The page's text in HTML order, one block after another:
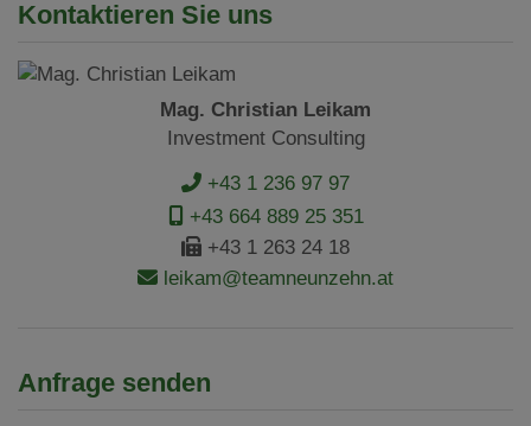
Kontaktieren Sie uns
Mag. Christian Leikam
Investment Consulting
+43 1 236 97 97
+43 664 889 25 351
+43 1 263 24 18
leikam@teamneunzehn.at
Anfrage senden